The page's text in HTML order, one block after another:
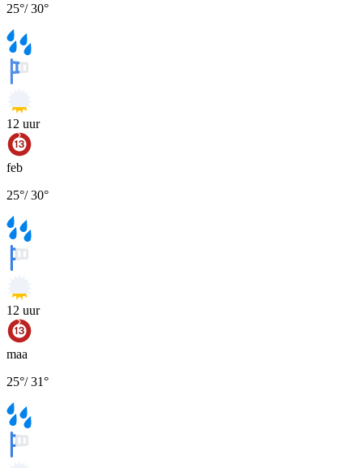
25°/30°
12 uur
feb
25°/30°
12 uur
maa
25°/31°